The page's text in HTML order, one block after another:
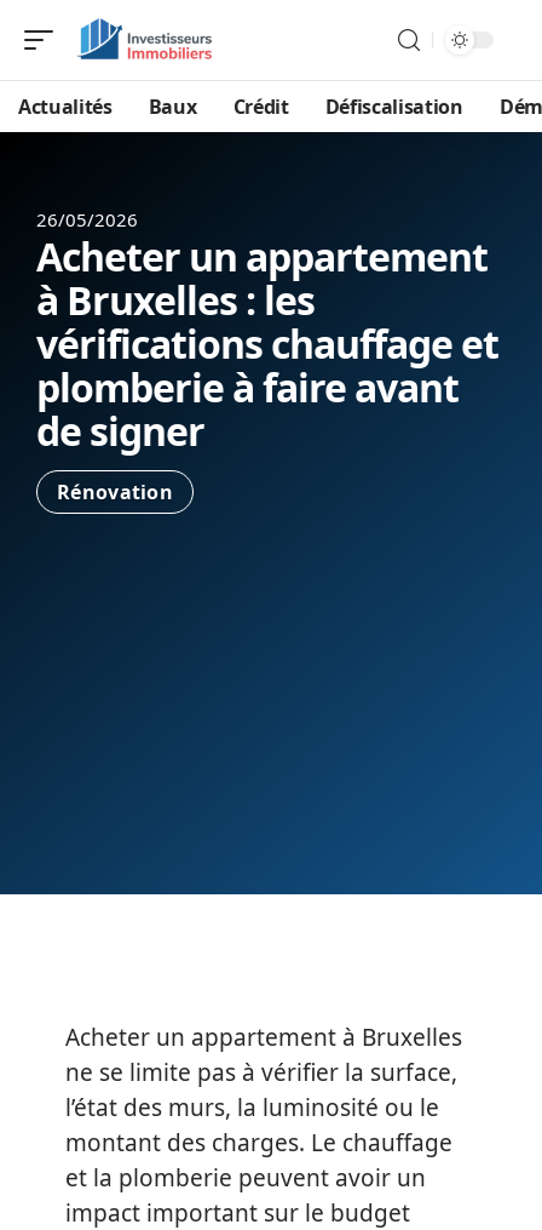
Actualités Baux Crédit Défiscalisation
26/05/2026
Acheter un appartement
à Bruxelles : les
vérifications chauffage et
plomberie à faire avant
de signer
Rénovation
Acheter un appartement à Bruxelles
ne se limite pas à vérifier la surface,
l’état des murs, la luminosité ou le
montant des charges. Le chauffage
et la plomberie peuvent avoir un
impact important sur le budget